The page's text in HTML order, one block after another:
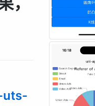
uts-